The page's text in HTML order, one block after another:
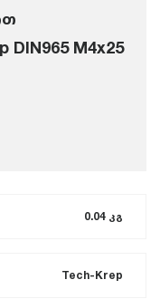
M4x25
0.04 კგ
Tech-Krep